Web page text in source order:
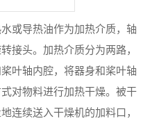
或导热油作为加热介质，轴
接头。加热介质分为两路，
叶轴内腔，将器身和桨叶轴
对物料进行加热干燥。被干
连续送入干燥机的加料口，